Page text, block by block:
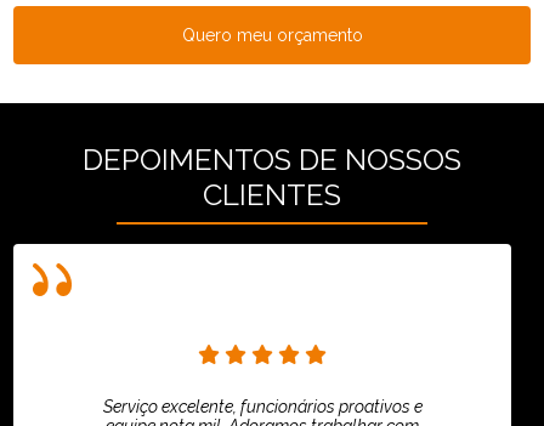
Quero meu orçamento
DEPOIMENTOS DE NOSSOS
CLIENTES
Serviço excelente, funcionários proativos e